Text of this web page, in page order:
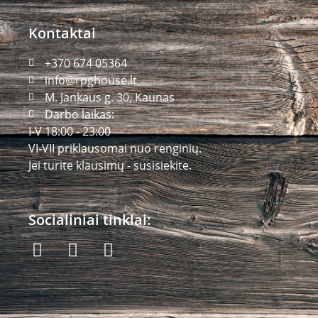
Kontaktai
+370 674 05364
info@rpghouse.lt
M. Jankaus g. 30, Kaunas
Darbo laikas:
I-V 18:00 - 23:00
VI-VII priklausomai nuo renginių.
Jei turite klausimų - susisiekite.
Socialiniai tinklai: